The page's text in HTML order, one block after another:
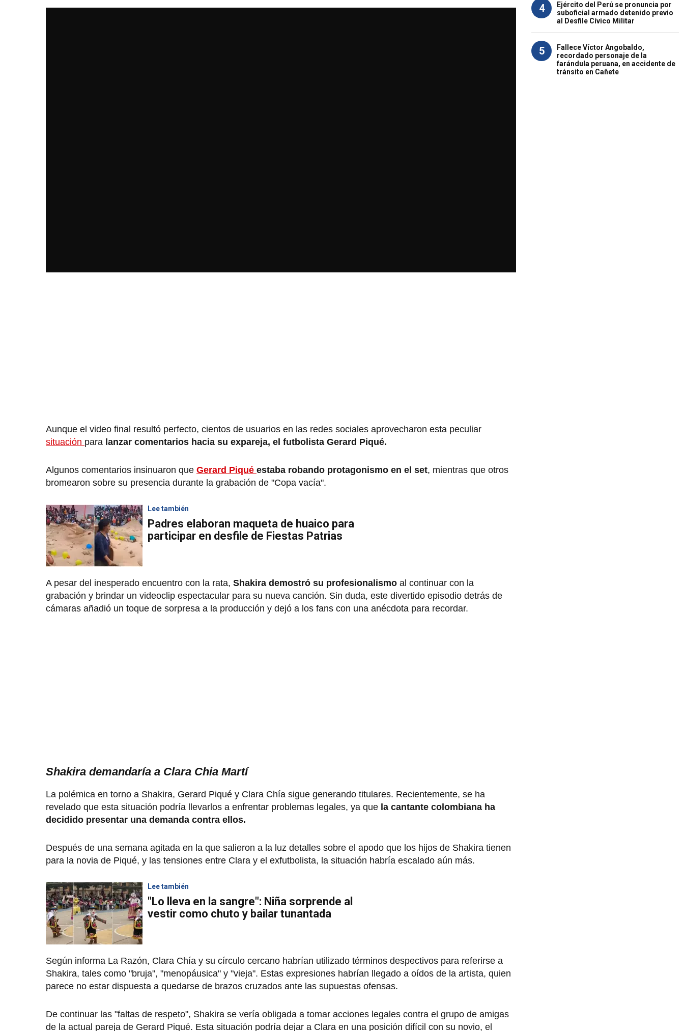
Aunque el video final resultó perfecto, cientos de usuarios en las redes sociales aprovecharon esta peculiar
situación para lanzar comentarios hacia su expareja, el futbolista Gerard Piqué.
Algunos comentarios insinuaron que Gerard Piqué estaba robando protagonismo en el set, mientras que otros
bromearon sobre su presencia durante la grabación de "Copa vacía".
Lee también
Padres elaboran maqueta de huaico para
participar en desfile de Fiestas Patrias
A pesar del inesperado encuentro con la rata, Shakira demostró su profesionalismo al continuar con la
grabación y brindar un videoclip espectacular para su nueva canción. Sin duda, este divertido episodio detrás de
cámaras añadió un toque de sorpresa a la producción y dejó a los fans con una anécdota para recordar.
Shakira demandaría a Clara Chia Martí
La polémica en torno a Shakira, Gerard Piqué y Clara Chía sigue generando titulares. Recientemente, se ha
revelado que esta situación podría llevarlos a enfrentar problemas legales, ya que la cantante colombiana ha
decidido presentar una demanda contra ellos.
Después de una semana agitada en la que salieron a la luz detalles sobre el apodo que los hijos de Shakira tienen
para la novia de Piqué, y las tensiones entre Clara y el exfutbolista, la situación habría escalado aún más.
Lee también
"Lo lleva en la sangre": Niña sorprende al
vestir como chuto y bailar tunantada
Según informa La Razón, Clara Chía y su círculo cercano habrían utilizado términos despectivos para referirse a
Shakira, tales como "bruja", "menopáusica" y "vieja". Estas expresiones habrían llegado a oídos de la artista, quien
parece no estar dispuesta a quedarse de brazos cruzados ante las supuestas ofensas.
De continuar las "faltas de respeto", Shakira se vería obligada a tomar acciones legales contra el grupo de amigas
de la actual pareja de Gerard Piqué. Esta situación podría dejar a Clara en una posición difícil con su novio, el
4
Ejército del Perú se pronuncia por
suboficial armado detenido previo
al Desfile Cívico Militar
5
Fallece Víctor Angobaldo,
recordado personaje de la
farándula peruana, en accidente de
tránsito en Cañete